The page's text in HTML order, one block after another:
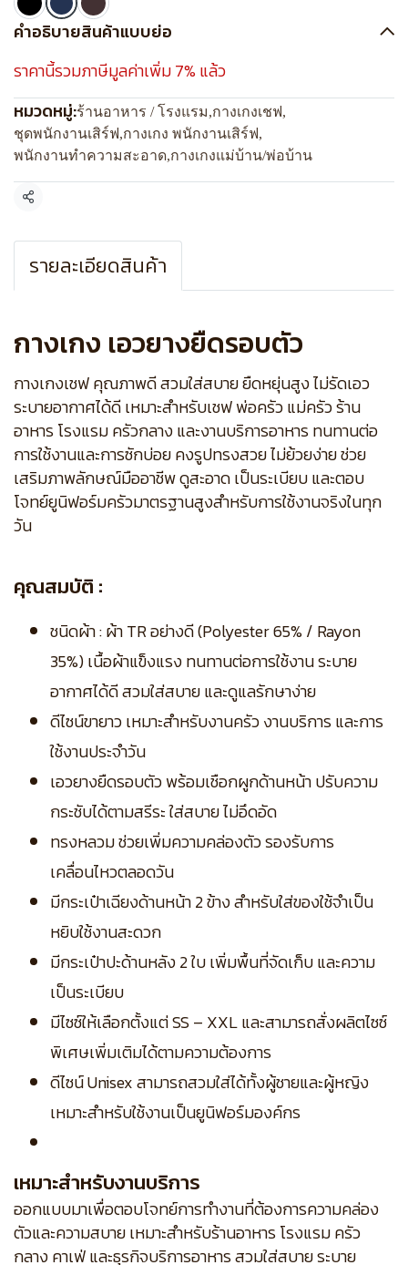
คำอธิบายสินค้าแบบย่อ
ราคานี้รวมภาษีมูลค่าเพิ่ม 7% แล้ว
หมวดหมู่:ร้านอาหาร / โรงแรม,กางเกงเชฟ,
ชุดพนักงานเสิร์ฟ,กางเกง พนักงานเสิร์ฟ,
พนักงานทำความสะอาด,กางเกงแม่บ้าน/พ่อบ้าน
แชร์
รายละเอียดสินค้า
กางเกง เอวยางยืดรอบตัว
กางเกงเชฟ คุณภาพดี สวมใส่สบาย ยืดหยุ่นสูง ไม่รัดเอว
ระบายอากาศได้ดี เหมาะสำหรับเชฟ พ่อครัว แม่ครัว ร้าน
อาหาร โรงแรม ครัวกลาง และงานบริการอาหาร ทนทานต่อ
การใช้งานและการซักบ่อย คงรูปทรงสวย ไม่ย้วยง่าย ช่วย
เสริมภาพลักษณ์มืออาชีพ ดูสะอาด เป็นระเบียบ และตอบ
โจทย์ยูนิฟอร์มครัวมาตรฐานสูงสำหรับการใช้งานจริงในทุก
วัน
คุณสมบัติ :
ชนิดผ้า : ผ้า TR อย่างดี (Polyester 65% / Rayon
35%) เนื้อผ้าแข็งแรง ทนทานต่อการใช้งาน ระบาย
อากาศได้ดี สวมใส่สบาย และดูแลรักษาง่าย
ดีไซน์ขายาว เหมาะสำหรับงานครัว งานบริการ และการ
ใช้งานประจำวัน
เอวยางยืดรอบตัว พร้อมเชือกผูกด้านหน้า ปรับความ
กระชับได้ตามสรีระ ใส่สบาย ไม่อึดอัด
ทรงหลวม ช่วยเพิ่มความคล่องตัว รองรับการ
เคลื่อนไหวตลอดวัน
มีกระเป๋าเฉียงด้านหน้า 2 ข้าง สำหรับใส่ของใช้จำเป็น
หยิบใช้งานสะดวก
มีกระเป๋าปะด้านหลัง 2 ใบ เพิ่มพื้นที่จัดเก็บ และความ
เป็นระเบียบ
มีไซซ์ให้เลือกตั้งแต่ SS – XXL และสามารถสั่งผลิตไซซ์
พิเศษเพิ่มเติมได้ตามความต้องการ
ดีไซน์ Unisex สามารถสวมใส่ได้ทั้งผู้ชายและผู้หญิง
เหมาะสำหรับใช้งานเป็นยูนิฟอร์มองค์กร
เหมาะสำหรับงานบริการ
ออกแบบมาเพื่อตอบโจทย์การทำงานที่ต้องการความคล่อง
ตัวและความสบาย เหมาะสำหรับร้านอาหาร โรงแรม ครัว
กลาง คาเฟ่ และธุรกิจบริการอาหาร สวมใส่สบาย ระบาย